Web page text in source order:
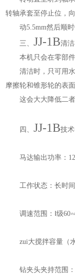
转轴承套至停止位，
动5.5mm然后顺
三、JJ-1B清
本机只会在零部
清洁时，只可用
摩擦轮和锥形轮的表
这会大大降低二
四、JJ-1B技
马达输出功率：
工作状态：长时
调速范围：Ⅰ级
zui大搅拌容量（
钻夹头夹持范围